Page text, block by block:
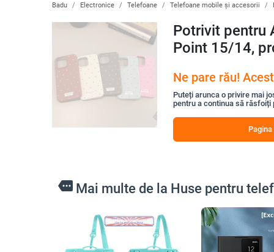
Badu Electronice Telefoane Telefoane mobile și accesorii
Potrivit pentru
Point 15/14,
Ne pare rău!
Puteți arunca o privire mai
pentru a continua să răsfoiți
more Mai multe de la Huse pentru